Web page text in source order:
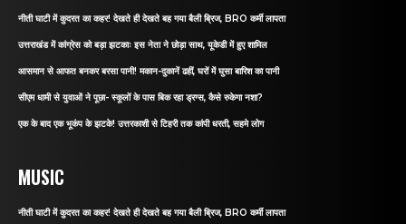
नीती घाटी में कुदरत का कहर! देखते ही देखते बह गया बैली ब्रिज, BRO कर्मी लापता
उत्तराखंड में कांग्रेस को बड़ा झटकाः इस नेता ने छोड़ा साथ, यूकेडी में हुए शामिल
आसमान से आफत बनकर बरसा पानी! मकान-दुकानें ढहीं, घरों में घुसा बारिश का पानी
सीएम धामी से युवाओं ने पूछा- स्कूलों के पास बिक रहा ड्रग्स, कैसे रुकेगा नशा?
एक के बाद एक भूकंप के झटके! उत्तरकाशी से टिहरी तक कांपी धरती, सहमे लोग
MUSIC
नीती घाटी में कुदरत का कहर! देखते ही देखते बह गया बैली ब्रिज, BRO कर्मी लापता